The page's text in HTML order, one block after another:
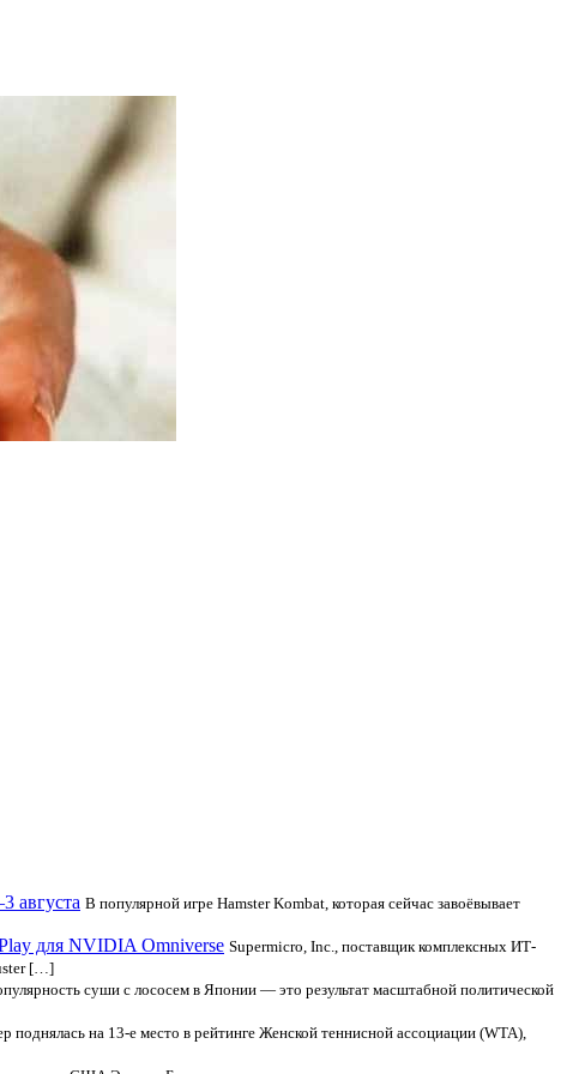
августа В популярной игре Hamster Kombat, которая сейчас завоёвывает
для NVIDIA Omniverse Supermicro, Inc., поставщик комплексных ИТ-
[…]
суши с лососем в Японии — это результат масштабной политической
поднялась на 13-е место в рейтинге Женской теннисной ассоциации (WTA),